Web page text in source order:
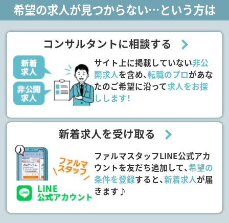
希望の求人が見つからない…という方は
コンサルタントに相談する
サイト上に掲載していない非公
開求人を含め、転職のプロがあな
たのご希望に沿って求人をお探
しします！
新着求人を受け取る
ファルマスタッフLINE公式アカ
ウントを友だち追加して、希望の
条件を登録すると、新着求人が届
きます♪